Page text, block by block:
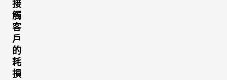
接
觸
客
戶
的
耗
損